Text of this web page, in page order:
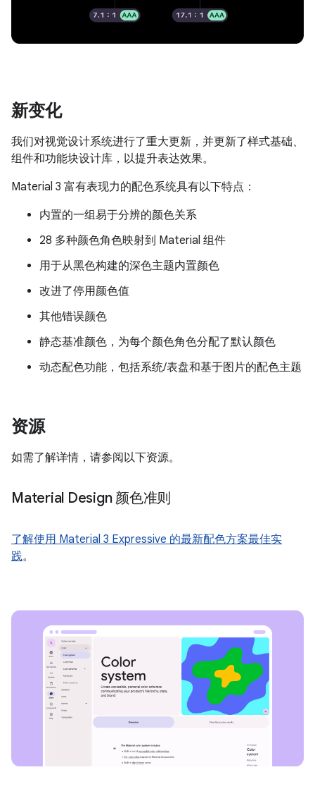
新变化
我们对视觉设计系统进行了重大更新，并更新了样式基础、
组件和功能块设计库，以提升表达效果。
Material 3 富有表现力的配色系统具有以下特点：
内置的一组易于分辨的颜色关系
28 多种颜色角色映射到 Material 组件
用于从黑色构建的深色主题内置颜色
改进了停用颜色值
其他错误颜色
静态基准颜色，为每个颜色角色分配了默认颜色
动态配色功能，包括系统/表盘和基于图片的配色主题
资源
如需了解详情，请参阅以下资源。
Material Design 颜色准则
了解使用 Material 3 Expressive 的最新配色方案最佳实
践。